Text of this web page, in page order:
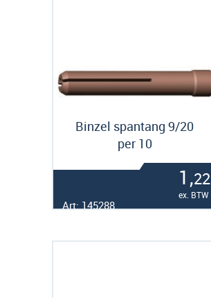
Binzel spantang 9/20
per 10
1,22
ex. BTW
Art: 145288